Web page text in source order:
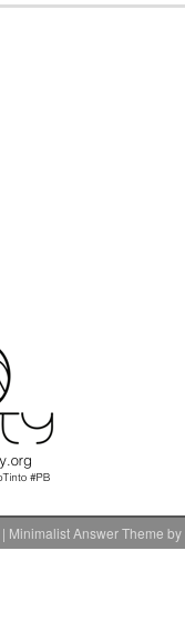
| Minimalist Answer Theme by